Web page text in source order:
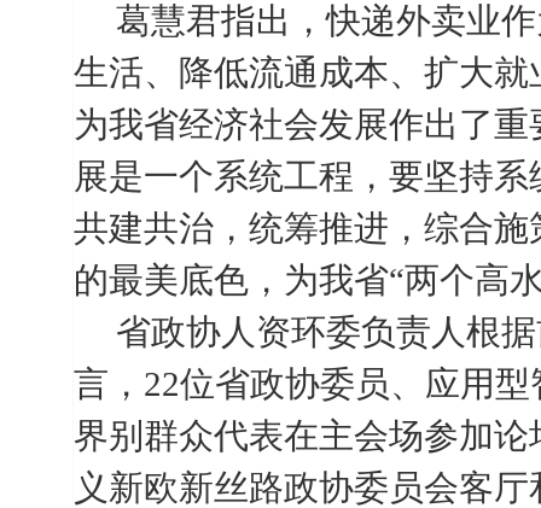
葛慧君指出，快递外卖业
生活、降低流通成本、扩大
为我省经济社会发展作出了
展是一个系统工程，要坚持
共建共治，统筹推进，综合
的最美底色，为我省“两个高
省政协人资环委负责人根
言， 22位省政协委员、应用
界别群众代表在主会场参加
义新欧新丝路政协委员会客